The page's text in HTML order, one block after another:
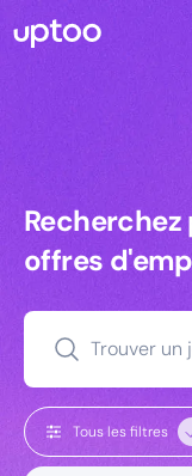
offres
Trouver un
Tous les filtres